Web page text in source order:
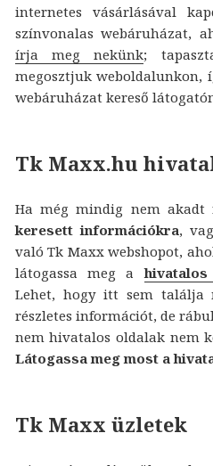
internetes vásárlásával
színvonalas webáruházat,
írja meg nekünk;
megosztjuk weboldalunkon,
webáruházat kereső
Tk Maxx.hu
Ha még mindig nem akadt
keresett információkra,
való Tk Maxx webshopot,
látogassa meg a
Lehet, hogy itt sem találja
részletes információt, de
nem hivatalos oldalak nem
Látogassa meg most a
Tk Maxx üzletek